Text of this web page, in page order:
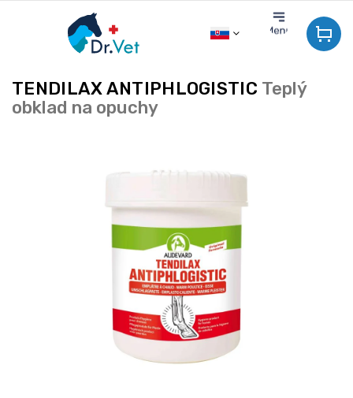
TENDILAX ANTIPHLOGISTIC Teplý
obklad na opuchy